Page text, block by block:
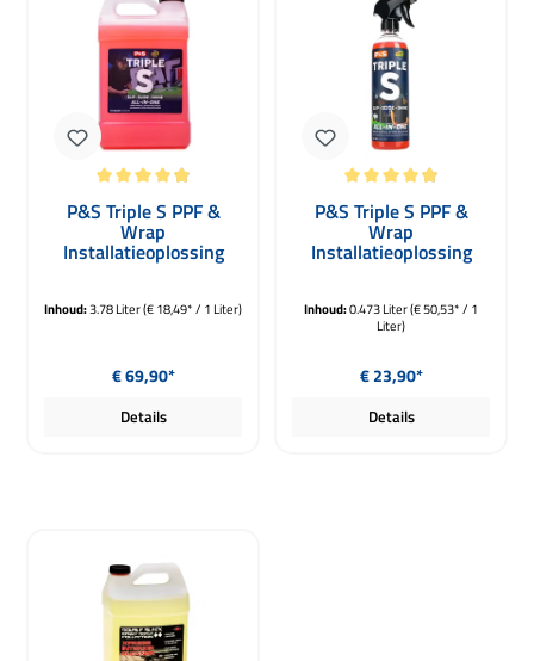
Gemiddelde waardering van 4.9 van 5 sterren
P&S Triple S PPF &
Wrap
Installatieoplossing
ALL-IN-ONE 3780ml
Inhoud:3.78 Liter(€ 18,49* / 1 Liter)
Normale prijs:
€ 69,90*
Details
Gemiddelde waardering van 4.9
P&S Triple S PPF &
Wrap
Installatieoplossing
ALL-IN-ONE 473ml
Inhoud:0.473 Liter(€ 50,53* / 1
Liter)
Normale prijs:
€ 23,90*
Details